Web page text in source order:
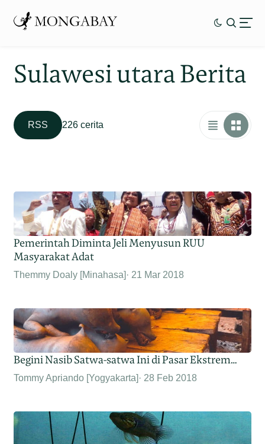
Sulawesi utara Berita
RSS 226 cerita
Pemerintah Diminta Jeli Menyusun RUU
Masyarakat Adat
Themmy Doaly [Minahasa] 21 Mar 2018
Begini Nasib Satwa-satwa Ini di Pasar Ekstrem…
Tommy Apriando [Yogyakarta] 28 Feb 2018